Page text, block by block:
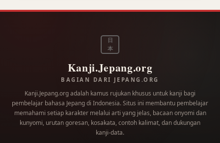
日
本
Kanji.Jepang.org
BAGIAN DARI JEPANG.ORG
Kanji.Jepang.org adalah kamus rujukan khusus untuk kanji bagi
pembelajar bahasa Jepang di Indonesia. Situs ini membantu pembelajar
memahami setiap karakter melalui arti yang jelas, bacaan onyomi dan
kunyomi, urutan goresan, kosakata, contoh kalimat, dan dukungan
kanji-data.